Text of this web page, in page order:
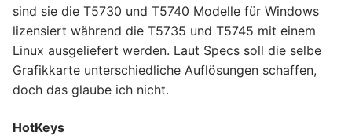
sind sie die T5730 und T5740 Modelle für Windows
lizensiert während die T5735 und T5745 mit einem
Linux ausgeliefert werden. Laut Specs soll die selbe
Grafikkarte unterschiedliche Auflösungen schaffen,
doch das glaube ich nicht.
HotKeys